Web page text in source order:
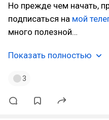
Но прежде чем начать,
подписаться на мой
много полезной…
Показать полностью
3